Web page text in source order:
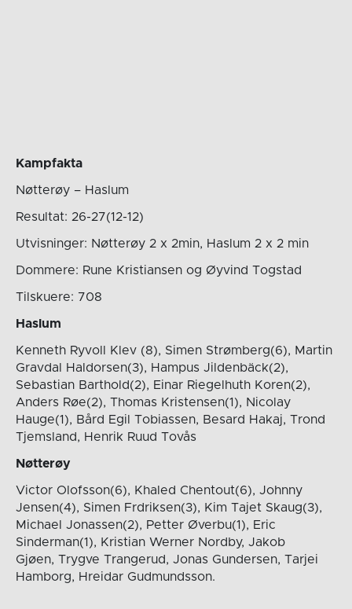
Kampfakta
Nøtterøy – Haslum
Resultat: 26-27(12-12)
Utvisninger: Nøtterøy 2 x 2min, Haslum 2 x 2 min
Dommere: Rune Kristiansen og Øyvind Togstad
Tilskuere: 708
Haslum
Kenneth Ryvoll Klev (8), Simen Strømberg(6), Martin
Gravdal Haldorsen(3), Hampus Jildenbäck(2),
Sebastian Barthold(2), Einar Riegelhuth Koren(2),
Anders Røe(2), Thomas Kristensen(1), Nicolay
Hauge(1), Bård Egil Tobiassen, Besard Hakaj, Trond
Tjemsland, Henrik Ruud Tovås
Nøtterøy
Victor Olofsson(6), Khaled Chentout(6), Johnny
Jensen(4), Simen Frdriksen(3), Kim Tajet Skaug(3),
Michael Jonassen(2), Petter Øverbu(1), Eric
Sinderman(1), Kristian Werner Nordby, Jakob
Gjøen, Trygve Trangerud, Jonas Gundersen, Tarjei
Hamborg, Hreidar Gudmundsson.